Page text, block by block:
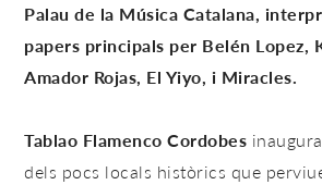
Palau de la Música Catalana,
papers principals per Belén Lopez,
Amador Rojas, El Yiyo, i Miracles.
Tablao Flamenco Cordobes
dels pocs locals històrics que